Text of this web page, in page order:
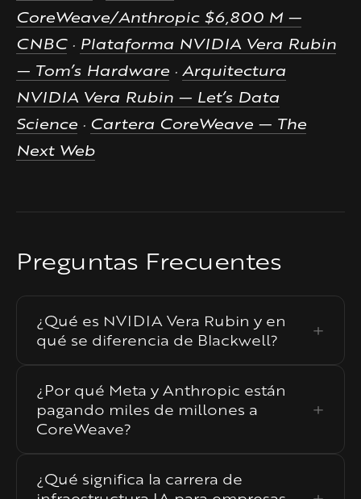
CoreWeave/Anthropic $6,800 M —
CNBC· Plataforma NVIDIA Vera Rubin
— Tom’s Hardware · Arquitectura
NVIDIA Vera Rubin — Let’s Data
Science · Cartera CoreWeave — The
Next Web
Preguntas Frecuentes
¿Qué es NVIDIA Vera Rubin y en
qué se diferencia de Blackwell?
¿Por qué Meta y Anthropic están
pagando miles de millones a
CoreWeave?
¿Qué significa la carrera de